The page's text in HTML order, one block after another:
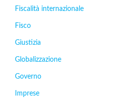
Fiscalità internazionale
Fisco
Giustizia
Globalizzazione
Governo
Imprese